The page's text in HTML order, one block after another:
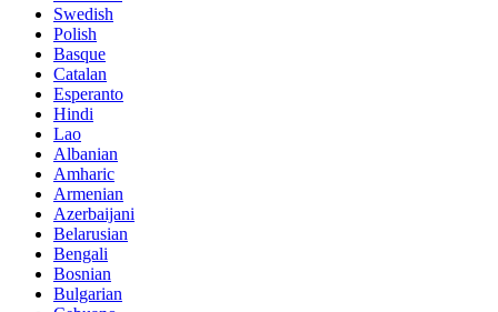
Swedish
Polish
Basque
Catalan
Esperanto
Hindi
Lao
Albanian
Amharic
Armenian
Azerbaijani
Belarusian
Bengali
Bosnian
Bulgarian